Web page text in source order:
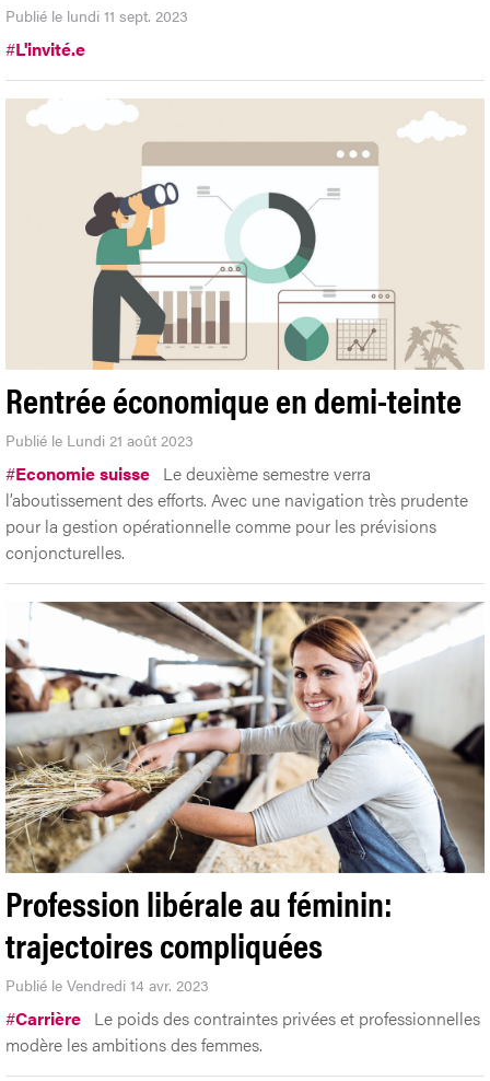
Publié le lundi 11 sept. 2023
#L'invité.e
Rentrée économique en demi-teinte
Publié le Lundi 21 août 2023
#Economie suisse Le deuxième semestre verra
l’aboutissement des efforts. Avec une navigation très prudente
pour la gestion opérationnelle comme pour les prévisions
conjoncturelles.
Profession libérale au féminin:
trajectoires compliquées
Publié le Vendredi 14 avr. 2023
#Carrière Le poids des contraintes privées et professionnelles
modère les ambitions des femmes.